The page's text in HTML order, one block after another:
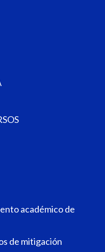
académico de
de mitigación